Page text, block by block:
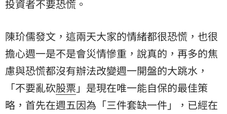
投資者不要恐慌。
陳玠儒發文，這兩天大家的情緒都很恐慌，也很
擔心週一是不是會災情慘重，說真的，再多的焦
慮與恐慌都沒有辦法改變週一開盤的大跳水，
「不要亂砍股票 」是現在唯一能自保的最佳策
略，首先在週五因為「三件套缺一件」，已經在